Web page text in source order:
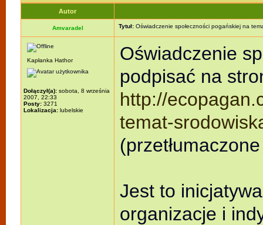
Autor
Amvaradel Tytuł: Oświadczenie społeczności pogańskiej na
Kapłanka Hathor
Dołączył(a): sobota, 8 września
2007, 22:33
Posty: 3271
Lokalizacja: lubelskie
Oświadczenie
podpisać na
http://
temat-
Jest to
organizacje i